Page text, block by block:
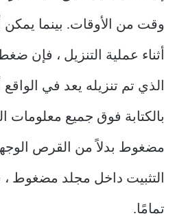
الذي تم تنزيله يعد في الواقع
بالكتابة فوق جميع معلومات
مضغوط بدلاً من القرص
التثبيت داخل مجلد مضغوط ،
تمامًا.